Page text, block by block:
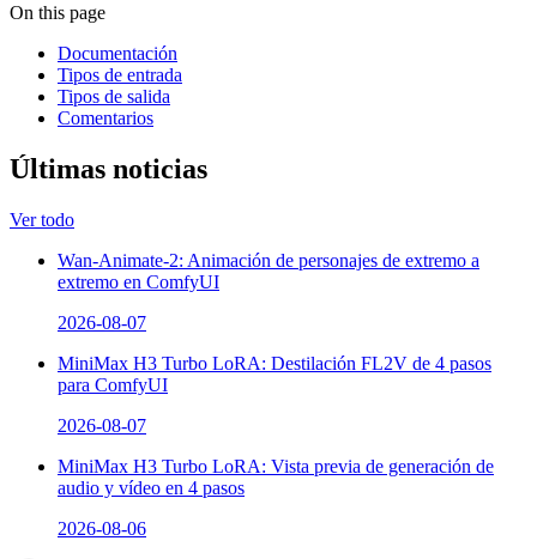
On this page
Documentación
Tipos de entrada
Tipos de salida
Comentarios
Últimas noticias
Ver todo
Wan-Animate-2: Animación de personajes de extremo a
extremo en ComfyUI
2026-08-07
MiniMax H3 Turbo LoRA: Destilación FL2V de 4 pasos
para ComfyUI
2026-08-07
MiniMax H3 Turbo LoRA: Vista previa de generación de
audio y vídeo en 4 pasos
2026-08-06